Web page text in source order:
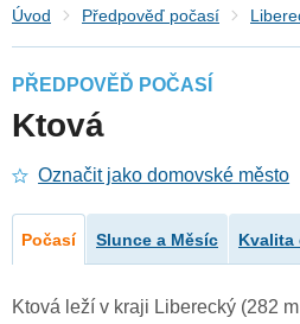
Úvod Předpověď počasí
PŘEDPOVĚĎ POČASÍ
Ktová
Označit jako domovské město
Počasí Slunce a Měsíc Kvalita
Ktová leží v kraji Liberecký (282